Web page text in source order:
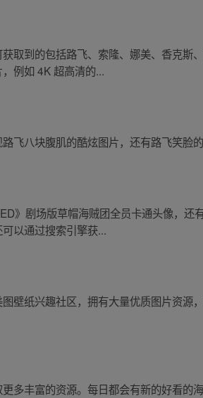
取到的包括路飞、索隆、娜美、香克斯
例如 4K 超高清的...
飞八块腹肌的酷炫图片，还有路飞笑脸的
》剧场版草帽海贼团全员卡通头像，还
以通过搜索引擎获...
壁纸兴趣社区，拥有大量优质图片资源
多丰富的资源。每日都会有新的好看的